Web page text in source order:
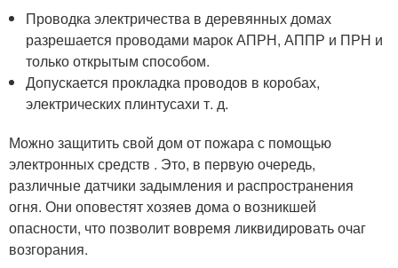
Проводка электричества в деревянных домах
разрешается проводами марок АПРН, АППР и ПРН и
только открытым способом.
Допускается прокладка проводов в коробах,
электрических плинтусахи т. д.
Можно защитить свой дом от пожара с помощью
электронных средств . Это, в первую очередь,
различные датчики задымления и распространения
огня. Они оповестят хозяев дома о возникшей
опасности, что позволит вовремя ликвидировать очаг
возгорания.